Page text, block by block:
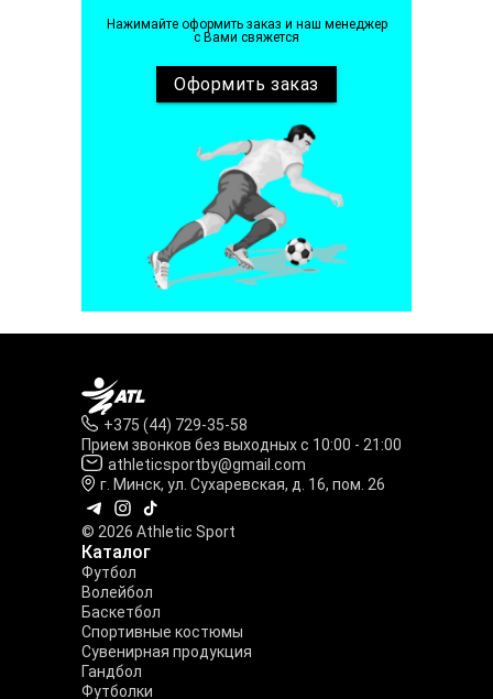
Нажимайте оформить заказ и наш менеджер
с Вами свяжется
Оформить заказ
+375 (44) 729-35-58
Прием звонков без выходных с 10:00 - 21:00
athleticsportby@gmail.com
г. Минск, ул. Сухаревская, д. 16, пом. 26
© 2026 Athletic Sport
Каталог
Футбол
Волейбол
Баскетбол
Спортивные костюмы
Сувенирная продукция
Гандбол
Футболки